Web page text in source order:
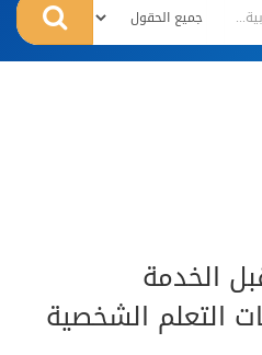
الخدمة
التعلم الشخصية